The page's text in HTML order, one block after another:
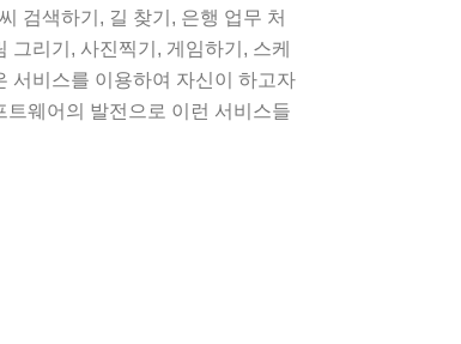
검색하기, 길 찾기, 은행 업무 처
그리기, 사진찍기, 게임하기, 스케
서비스를 이용하여 자신이 하고자
웨어의 발전으로 이런 서비스들